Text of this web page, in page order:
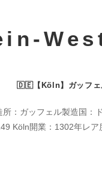
🇩🇪【Köln】ガッフェ
所：ガッフェル製造国：
Köln開業：1302年